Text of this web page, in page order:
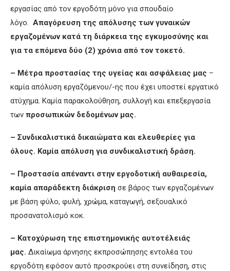
εργασίας από τον εργοδότη μόνο για σπουδαίο
λόγο. Απαγόρευση της απόλυσης των γυναικών
εργαζομένων κατά τη διάρκεια της εγκυμοσύνης και
για τα επόμενα δύο (2) χρόνια από τον τοκετό.
– Μέτρα προστασίας της υγείας και ασφάλειας μας –
καμία απόλυση εργαζόμενου/-ης που έχει υποστεί εργατικό
ατύχημα. Καμία παρακολούθηση, συλλογή και επεξεργασία
των προσωπικών δεδομένων μας.
– Συνδικαλιστικά δικαιώματα και ελευθερίες για
όλους. Καμία απόλυση για συνδικαλιστική δράση.
– Προστασία απέναντι στην εργοδοτική αυθαιρεσία,
καμία απαράδεκτη διάκριση σε βάρος των εργαζομένων
με βάση φύλο, φυλή, χρώμα, καταγωγή, σεξουαλικό
προσανατολισμό κοκ.
– Κατοχύρωση της επιστημονικής αυτοτέλειάς
μας. Δικαίωμα άρνησης εκπροσώπησης εντολέα του
εργοδότη εφόσον αυτό προσκρούει στη συνείδηση, στις